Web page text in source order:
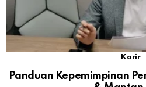
Karir
Panduan Kepemimpinan